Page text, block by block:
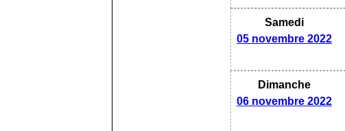
Samedi
05 novembre 2022
Dimanche
06 novembre 2022